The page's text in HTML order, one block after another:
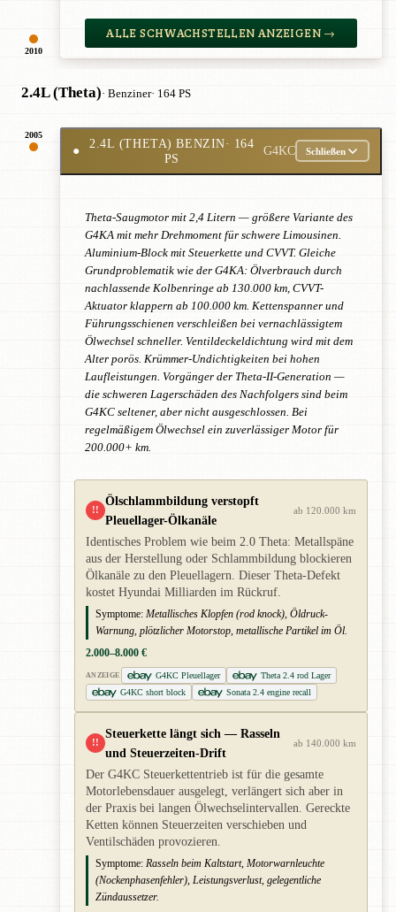
2010
ALLE SCHWACHSTELLEN ANZEIGEN →
2.4L (Theta)· Benziner· 164 PS
2005
●
2.4L (THETA) BENZIN· 164
PS
G4KC Schließen
Theta-Saugmotor mit 2,4 Litern — größere Variante des
G4KA mit mehr Drehmoment für schwere Limousinen.
Aluminium-Block mit Steuerkette und CVVT. Gleiche
Grundproblematik wie der G4KA: Ölverbrauch durch
nachlassende Kolbenringe ab 130.000 km, CVVT-
Aktuator klappern ab 100.000 km. Kettenspanner und
Führungsschienen verschleißen bei vernachlässigtem
Ölwechsel schneller. Ventildeckeldichtung wird mit dem
Alter porös. Krümmer-Undichtigkeiten bei hohen
Laufleistungen. Vorgänger der Theta-II-Generation —
die schweren Lagerschäden des Nachfolgers sind beim
G4KC seltener, aber nicht ausgeschlossen. Bei
regelmäßigem Ölwechsel ein zuverlässiger Motor für
200.000+ km.
!!
Ölschlammbildung verstopft
Pleuellager-Ölkanäle
ab 120.000 km
Identisches Problem wie beim 2.0 Theta: Metallspäne
aus der Herstellung oder Schlammbildung blockieren
Ölkanäle zu den Pleuellagern. Dieser Theta-Defekt
kostet Hyundai Milliarden im Rückruf.
Symptome: Metallisches Klopfen (rod knock), Öldruck-
Warnung, plötzlicher Motorstop, metallische Partikel im Öl.
2.000–8.000 €
ANZEIGE G4KC Pleuellager
Theta 2.4 rod Lager
G4KC short block
Sonata 2.4 engine recall
!!
Steuerkette längt sich — Rasseln
und Steuerzeiten-Drift
ab 140.000 km
Der G4KC Steuerkettentrieb ist für die gesamte
Motorlebensdauer ausgelegt, verlängert sich aber in
der Praxis bei langen Ölwechselintervallen. Gereckte
Ketten können Steuerzeiten verschieben und
Ventilschäden provozieren.
Symptome: Rasseln beim Kaltstart, Motorwarnleuchte
(Nockenphasenfehler), Leistungsverlust, gelegentliche
Zündaussetzer.